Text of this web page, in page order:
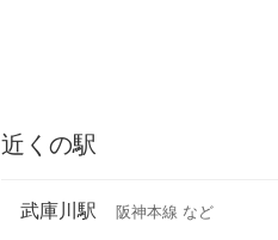
近くの駅
武庫川駅 阪神本線 など